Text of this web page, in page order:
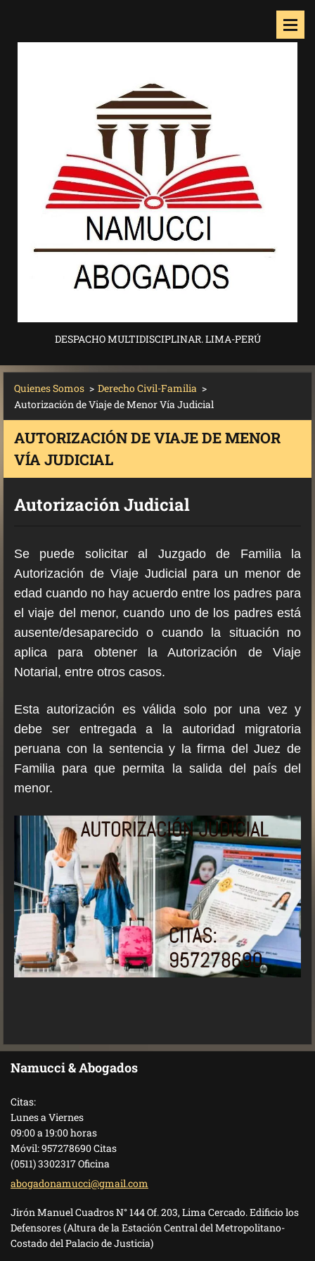
DESPACHO MULTIDISCIPLINAR. LIMA-PERÚ
Quienes Somos > Derecho Civil-Familia >
Autorización de Viaje de Menor Vía Judicial
AUTORIZACIÓN DE VIAJE DE MENOR
VÍA JUDICIAL
Autorización Judicial
Se puede solicitar al Juzgado de Familia la
Autorización de Viaje Judicial para un menor de
edad cuando no hay acuerdo entre los padres para
el viaje del menor, cuando uno de los padres está
ausente/desaparecido o cuando la situación no
aplica para obtener la Autorización de Viaje
Notarial, entre otros casos.
Esta autorización es válida solo por una vez y
debe ser entregada a la autoridad migratoria
peruana con la sentencia y la firma del Juez de
Familia para que permita la salida del país del
menor.
Namucci & Abogados
Citas:
Lunes a Viernes
09:00 a 19:00 horas
Móvil: 957278690 Citas
(0511) 3302317 Oficina
abogadonamucci@gmail.com
Jirón Manuel Cuadros N° 144 Of. 203, Lima Cercado. Edificio los
Defensores (Altura de la Estación Central del Metropolitano-
Costado del Palacio de Justicia)